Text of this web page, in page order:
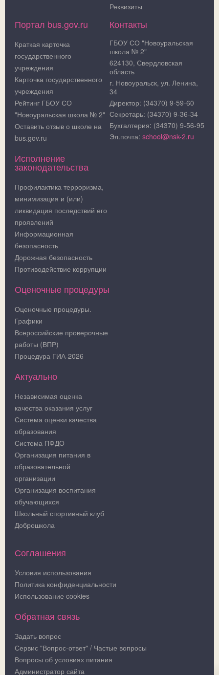
Реквизиты
Портал bus.gov.ru
Краткая карточка
государственного
учреждения
Карточка государственного
учреждения
Рейтинг ГБОУ СО
"Новоуральская школа № 2"
Оставить отзыв о школе на
bus.gov.ru
Исполнение
законодательства
Профилактика терроризма,
минимизация и (или)
ликвидация последствий его
проявлений
Информационная
безопасность
Дорожная безопасность
Противодействие коррупции
Оценочные процедуры
Оценочные процедуры.
Графики
Всероссийские проверочные
работы (ВПР)
Процедура ГИА-2026
Актуально
Независимая оценка
качества оказания услуг
Система оценки качества
образования
Система ПФДО
Организация питания в
образовательной
организации
Организация воспитания
обучающихся
Школьный спортивный клуб
Доброшкола
Контакты
ГБОУ СО "Новоуральская
школа № 2"
624130, Свердловская
область
г. Новоуральск, ул. Ленина,
34
Директор: (34370) 9-59-60
Секретарь: (34370) 9-36-34
Бухгалтерия: (34370) 9-56-95
Эл.почта: school@nsk-2.ru
Соглашения
Условия использования
Политика конфиденциальности
Использование cookies
Обратная связь
Задать вопрос
Сервис "Вопрос-ответ" / Частые вопросы
Вопросы об условиях питания
Администратор сайта